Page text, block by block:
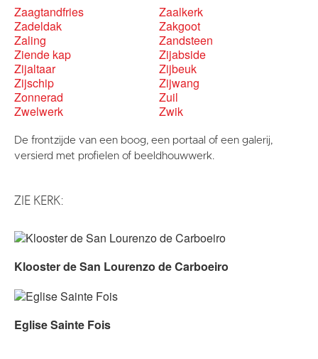
Zaagtandfries
Zaalkerk
Zadeldak
Zakgoot
Zaling
Zandsteen
Ziende kap
Zijabside
Zijaltaar
Zijbeuk
Zijschip
Zijwang
Zonnerad
Zuil
Zwelwerk
Zwik
De frontzijde van een boog, een portaal of een galerij,
versierd met profielen of beeldhouwwerk.
ZIE KERK:
Klooster de San Lourenzo de Carboeiro
Eglise Sainte Fois